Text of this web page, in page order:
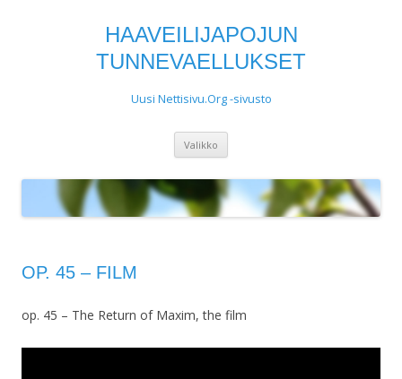
HAAVEILIJAPOJUN
TUNNEVAELLUKSET
Uusi Nettisivu.Org -sivusto
Valikko
OP. 45 – FILM
op. 45 – The Return of Maxim, the film